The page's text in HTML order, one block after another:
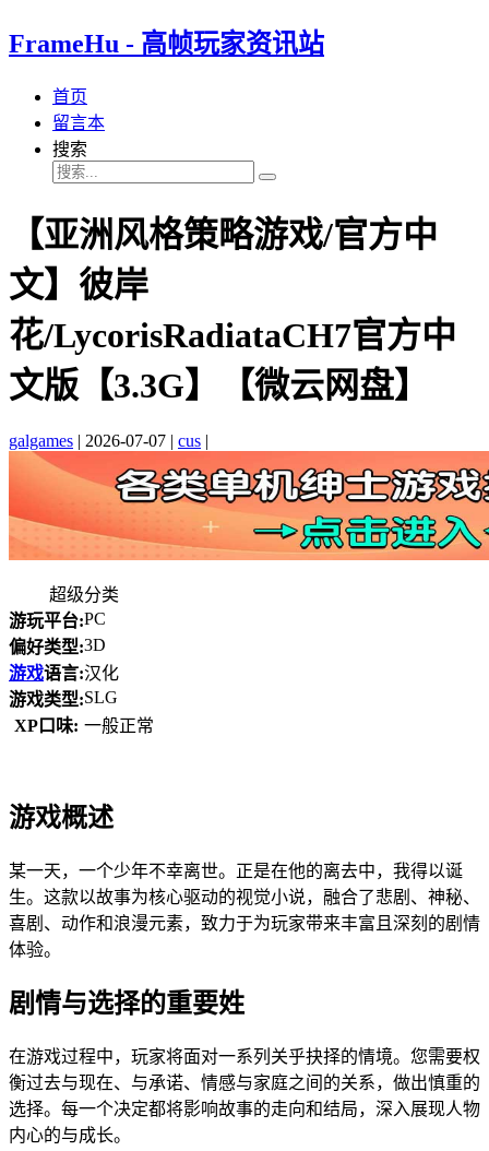
FrameHu - 高帧玩家资讯站
首页
留言本
搜索
【亚洲风格策略游戏/官方中
文】彼岸
花/LycorisRadiataCH7官方中
文版【3.3G】【微云网盘】
galgames | 2026-07-07 | cus |
超级分类
游玩平台:PC
偏好类型:3D
游戏语言:汉化
游戏类型:SLG
XP口味: 一般正常
游戏概述
某一天，一个少年不幸离世。正是在他的离去中，我得以诞
生。这款以故事为核心驱动的视觉小说，融合了悲剧、神秘、
喜剧、动作和浪漫元素，致力于为玩家带来丰富且深刻的剧情
体验。
剧情与选择的重要姓
在游戏过程中，玩家将面对一系列关乎抉择的情境。您需要权
衡过去与现在、与承诺、情感与家庭之间的关系，做出慎重的
选择。每一个决定都将影响故事的走向和结局，深入展现人物
内心的与成长。